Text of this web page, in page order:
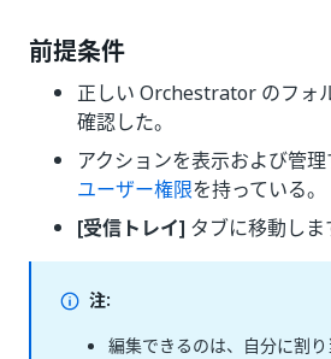
前提条件
正しい Orchestrator のフォ
確認した。
アクションを表示および管
ユーザー権限を持っている。
[受信トレイ] タブに移動しま
注:
編集できるのは、自分に割